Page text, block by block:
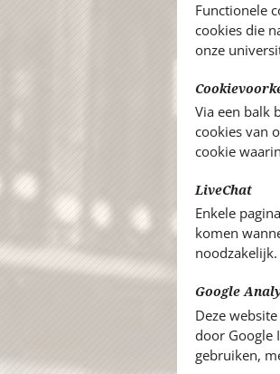
Functionele
cookies die
onze
Via een balk
cookies van
cookie
LiveChat
Enkele
komen
Google
Deze
door Google
gebruiken,